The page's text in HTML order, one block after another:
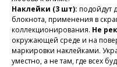
Наклейки (3 шт): подойдут
блокнота, применения в
коллекционирования. Не
окружающей среде и на
маркировки наклейками.
уместно, а не там, где всех